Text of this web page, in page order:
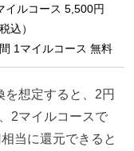
イルコース 5,500円
税込）
1マイルコース 無料
想定すると、2円
2マイルコースで
当に還元できると